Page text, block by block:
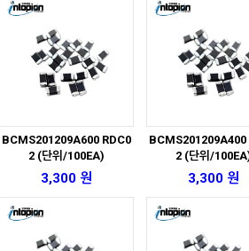
BCMS201209A600 RDC0
2 (단위/100EA)
3,300 원
BCMS201209A400
2 (단위/
3,300 원